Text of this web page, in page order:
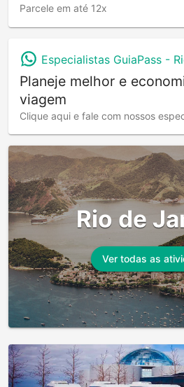
Parcele em até 12x
Especialistas GuiaPass -
Planeje melhor e
viagem
Clique aqui e fale com nossos
Rio de
Ver todas as